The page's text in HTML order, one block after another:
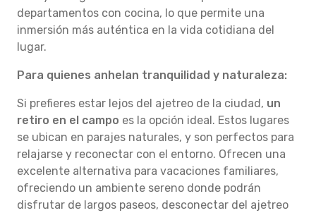
departamentos con cocina, lo que permite una
inmersión más auténtica en la vida cotidiana del
lugar.
Para quienes anhelan tranquilidad y naturaleza:
Si prefieres estar lejos del ajetreo de la ciudad, un
retiro en el campo es la opción ideal. Estos lugares
se ubican en parajes naturales, y son perfectos para
relajarse y reconectar con el entorno. Ofrecen una
excelente alternativa para vacaciones familiares,
ofreciendo un ambiente sereno donde podrán
disfrutar de largos paseos, desconectar del ajetreo